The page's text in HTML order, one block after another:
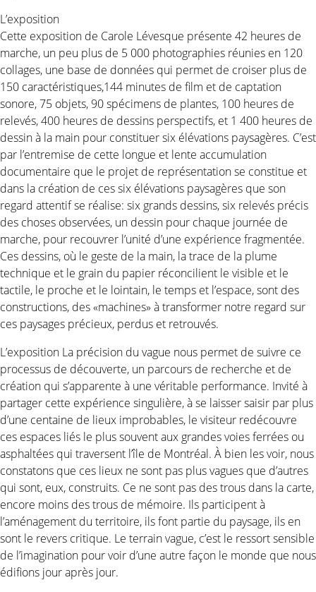
L’exposition
Cette exposition de Carole Lévesque présente 42 heures de
marche, un peu plus de 5 000 photographies réunies en 120
collages, une base de données qui permet de croiser plus de
150 caractéristiques,144 minutes de film et de captation
sonore, 75 objets, 90 spécimens de plantes, 100 heures de
relevés, 400 heures de dessins perspectifs, et 1 400 heures de
dessin à la main pour constituer six élévations paysagères. C’est
par l’entremise de cette longue et lente accumulation
documentaire que le projet de représentation se constitue et
dans la création de ces six élévations paysagères que son
regard attentif se réalise: six grands dessins, six relevés précis
des choses observées, un dessin pour chaque journée de
marche, pour recouvrer l’unité d’une expérience fragmentée.
Ces dessins, où le geste de la main, la trace de la plume
technique et le grain du papier réconcilient le visible et le
tactile, le proche et le lointain, le temps et l’espace, sont des
constructions, des «machines» à transformer notre regard sur
ces paysages précieux, perdus et retrouvés.
L’exposition La précision du vague nous permet de suivre ce
processus de découverte, un parcours de recherche et de
création qui s’apparente à une véritable performance. Invité à
partager cette expérience singulière, à se laisser saisir par plus
d’une centaine de lieux improbables, le visiteur redécouvre
ces espaces liés le plus souvent aux grandes voies ferrées ou
asphaltées qui traversent l’île de Montréal. À bien les voir, nous
constatons que ces lieux ne sont pas plus vagues que d’autres
qui sont, eux, construits. Ce ne sont pas des trous dans la carte,
encore moins des trous de mémoire. Ils participent à
l’aménagement du territoire, ils font partie du paysage, ils en
sont le revers critique. Le terrain vague, c’est le ressort sensible
de l’imagination pour voir d’une autre façon le monde que nous
édifions jour après jour.